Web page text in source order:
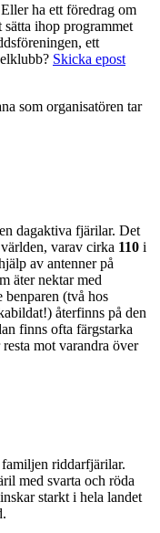
ha ett föredrag om
ihop programmet
ett
Skicka epost
som organisatören tar
dagaktiva fjärilar. Det
varav cirka 110 i
av antenner på
äter nektar med
benparen (två hos
återfinns på den
finns ofta färgstarka
mot varandra över
riddarfjärilar.
med svarta och röda
starkt i hela landet